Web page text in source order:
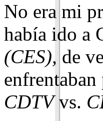
No era mi
había ido a
(CES), de
CDTVvs.